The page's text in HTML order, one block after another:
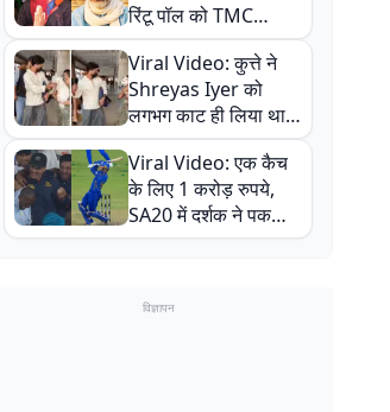
रिंटू पॉल को TMC
ऑफिस में ले जाकर पीटा,
Video वायरल
Viral Video: कुत्ते ने
Shreyas Iyer को
लगभग काट ही लिया था,
न्यूजीलैंड सीरीज से पहले
बाल-बाल बचे
Viral Video: एक कैच
के लिए 1 करोड़ रुपये,
SA20 में दर्शक ने पकड़ा
एक हाथ से गजब का कैच
विज्ञापन